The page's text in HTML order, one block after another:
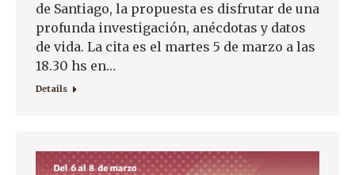
de Santiago, la propuesta es disfrutar de una
profunda investigación, anécdotas y datos
de vida. La cita es el martes 5 de marzo a las
18.30 hs en…
Details